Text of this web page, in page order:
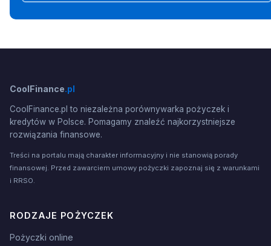
CoolFinance.pl
CoolFinance.pl to niezależna porównywarka pożyczek i
kredytów w Polsce. Pomagamy znaleźć najkorzystniejsze
rozwiązania finansowe.
Treści na portalu mają charakter informacyjny i nie stanowią porady
finansowej. Przed zawarciem umowy pożyczki zapoznaj się z warunkami
i RRSO.
RODZAJE POŻYCZEK
Pożyczki online